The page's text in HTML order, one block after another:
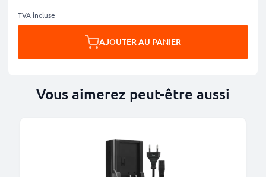
TVA incluse
AJOUTER AU PANIER
Vous aimerez peut-être aussi